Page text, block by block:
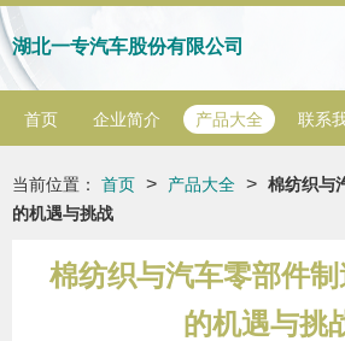
湖北一专汽车股份有限公司
首页 企业简介 产品大全 联系
当前位置： 首页 > 产品大全 > 棉纺织与
的机遇与挑战
棉纺织与汽车零部件
的机遇与挑